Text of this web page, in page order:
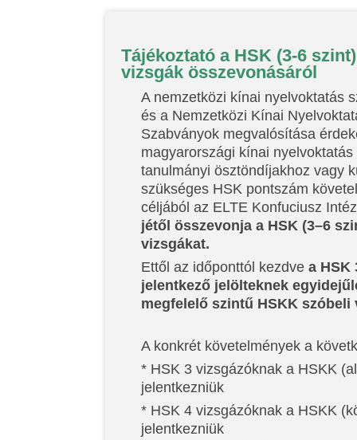
Tájékoztató a HSK (3-6
vizsgák összevonásáról
A nemzetközi kínai nyelvoktatás
és a Nemzetközi Kínai
Szabványok megvalósítása
magyarországi kínai
tanulmányi ösztöndíjakhoz vagy
szükséges HSK pontszám
céljából az ELTE Konfuciusz
jétől összevonja a HSK (3–6
vizsgákat.
Ettől az időponttól kezdve a HSK
jelentkező jelölteknek
megfelelő szintű HSKK szóbeli
A konkrét követelmények a
* HSK 3 vizsgázóknak a HSKK
jelentkezniük
* HSK 4 vizsgázóknak a HSKK
jelentkezniük